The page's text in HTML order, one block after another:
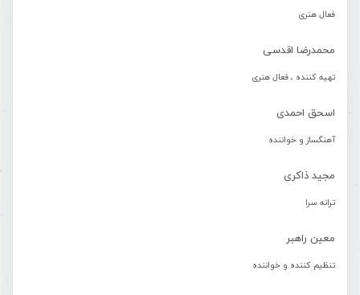
فعال هنری
محمدرضا اقدسی
تهیه کننده ، فعال هنری
اسحق احمدی
آهنگساز و خواننده
مجید ذاکری
ترانه سرا
معین راهبر
تنظیم کننده و خواننده